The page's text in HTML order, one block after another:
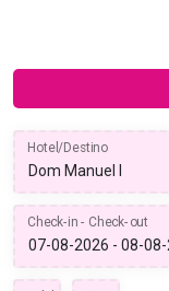
Hotel/Destino
Check-in - Check-out